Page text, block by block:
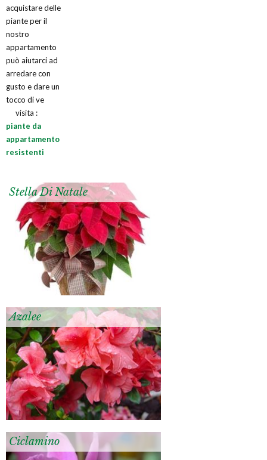
acquistare delle
piante per il
nostro
appartamento
può aiutarci ad
arredare con
gusto e dare un
tocco di ve
visita :
piante da
appartamento
resistenti
Stella Di Natale
Azalee
Ciclamino